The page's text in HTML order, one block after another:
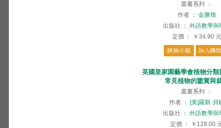
叢書系列
：
作者 ： 金勝煥
出版社
： 外語教學與
定價 ： ￥34.90 元
英國皇家園藝學會植物分類
常見植物的鑒賞與
叢書系列
：
作者 ：
[美]羅斯·貝
出版社
： 外語教學與
定價 ： ￥128.00